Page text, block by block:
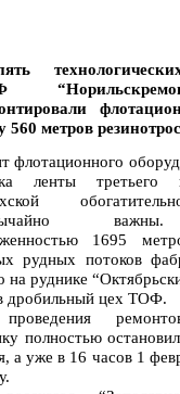
560 метров
флотационного
ленты третьего
1695
рудных потоков
на руднике
дробильный цех ТОФ.
полностью
а уже в 16 часов 1